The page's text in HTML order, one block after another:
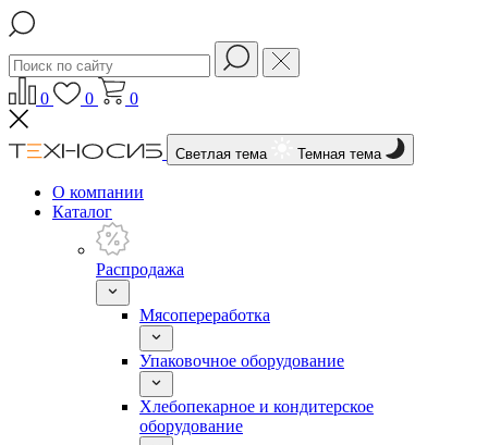
0 0 0
Светлая тема Темная тема
О компании
Каталог
Распродажа
Мясопереработка
Упаковочное оборудование
Хлебопекарное и кондитерское
оборудование